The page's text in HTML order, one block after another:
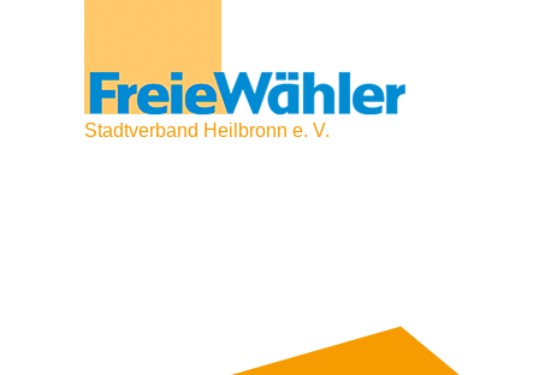
Stadtverband Heilbronn e. V.